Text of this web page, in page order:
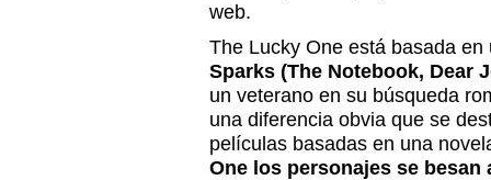
web.
The Lucky One está basada
Sparks (The Notebook, Dear
un veterano en su búsqueda
una diferencia obvia que se
películas basadas en una
One los personajes se besan